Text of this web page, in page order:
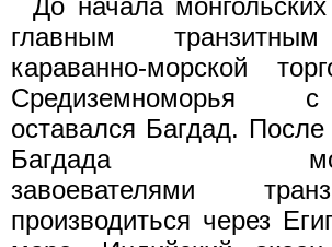
главным
караванно-морской
Средиземноморья
оставался Багдад.
Багдада
завоевателями
производиться через